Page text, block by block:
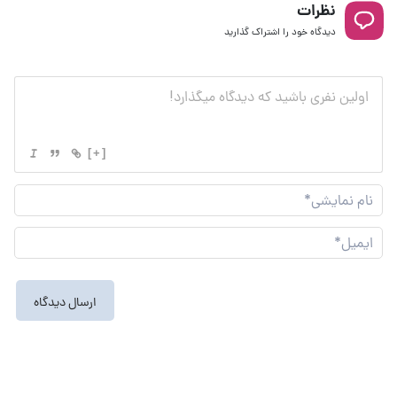
نظرات
دیدگاه خود را اشتراک گذارید
[+]
نام